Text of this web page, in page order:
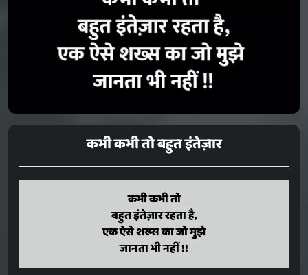
कभी कभी तो बहुत इंतेज़ार
कभी कभी तो
बहुत इंतेज़ार रहता है,
एक ऐसे शख्स का जो मुझे
जानता भी नहीं !!
kabhi kabhi to
bahut intezar rahata hai,
ek aise shakhs ka jo mujhe
janata bhi nahin !!